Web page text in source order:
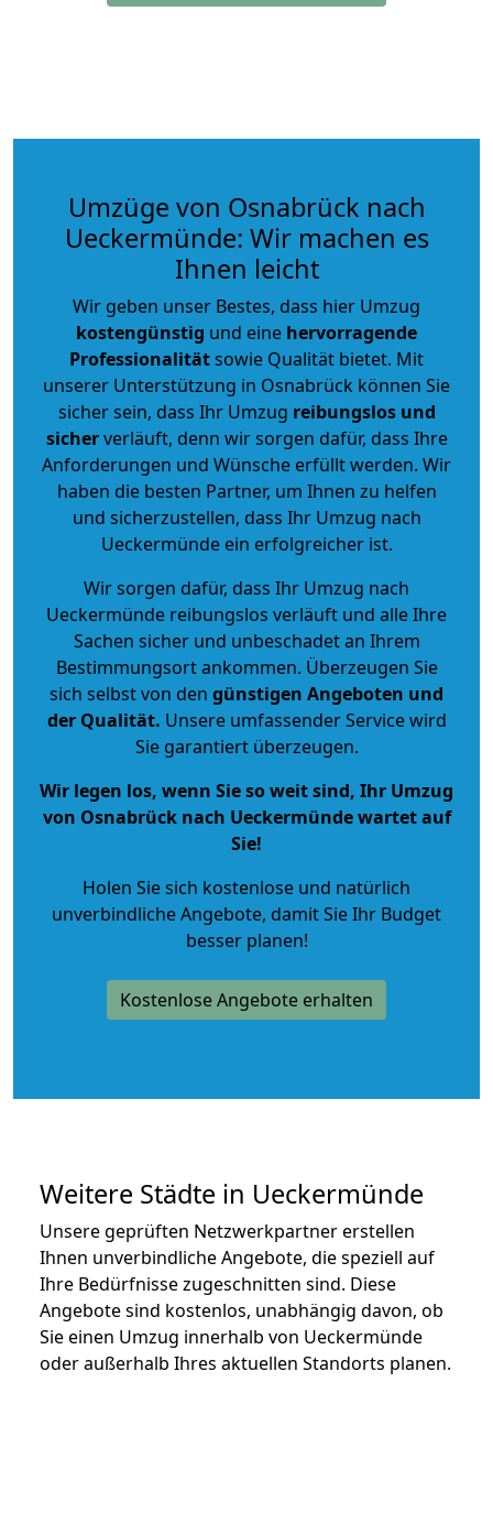
Umzüge von Osnabrück nach
Ueckermünde: Wir machen es
Ihnen leicht
Wir geben unser Bestes, dass hier Umzug
kostengünstig und eine hervorragende
Professionalitätsowie Qualität bietet. Mit
unserer Unterstützung in Osnabrück können Sie
sicher sein, dass Ihr Umzug reibungslos und
sicherverläuft, denn wir sorgen dafür, dass Ihre
Anforderungen und Wünsche erfüllt werden. Wir
haben die besten Partner, um Ihnen zu helfen
und sicherzustellen, dass Ihr Umzug nach
Ueckermünde ein erfolgreicher ist.
Wir sorgen dafür, dass Ihr Umzug nach
Ueckermünde reibungslos verläuft und alle Ihre
Sachen sicher und unbeschadet an Ihrem
Bestimmungsort ankommen. Überzeugen Sie
sich selbst von den günstigen Angeboten und
der Qualität. Unsere umfassender Service wird
Sie garantiert überzeugen.
Wir legen los, wenn Sie so weit sind, Ihr Umzug
von Osnabrück nach Ueckermünde wartet auf
Sie!
Holen Sie sich kostenlose und natürlich
unverbindliche Angebote, damit Sie Ihr Budget
besser planen!
Kostenlose Angebote erhalten
Weitere Städte in Ueckermünde
Unsere geprüften Netzwerkpartner erstellen
Ihnen unverbindliche Angebote, die speziell auf
Ihre Bedürfnisse zugeschnitten sind. Diese
Angebote sind kostenlos, unabhängig davon, ob
Sie einen Umzug innerhalb von Ueckermünde
oder außerhalb Ihres aktuellen Standorts planen.